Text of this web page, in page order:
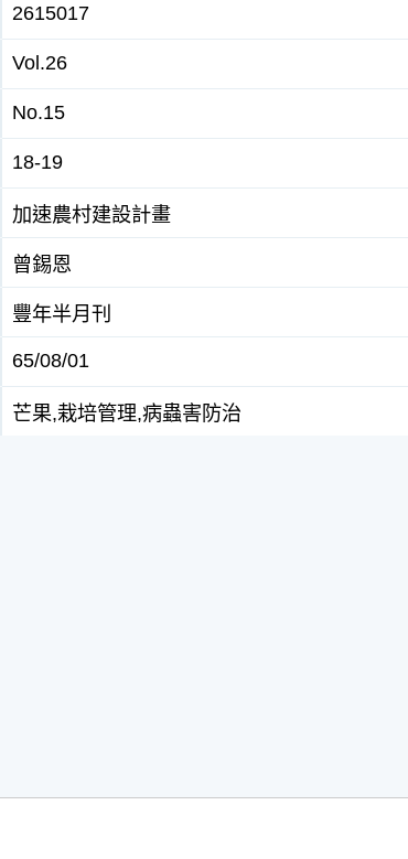
2615017
Vol.26
No.15
18-19
加速農村建設計畫
曾錫恩
豐年半月刊
65/08/01
芒果,栽培管理,病蟲害防治